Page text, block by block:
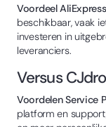
Voordeel AliExpress
beschikbaar, vaak
investeren in
leveranciers.
Versus
Voordelen Service
platform en